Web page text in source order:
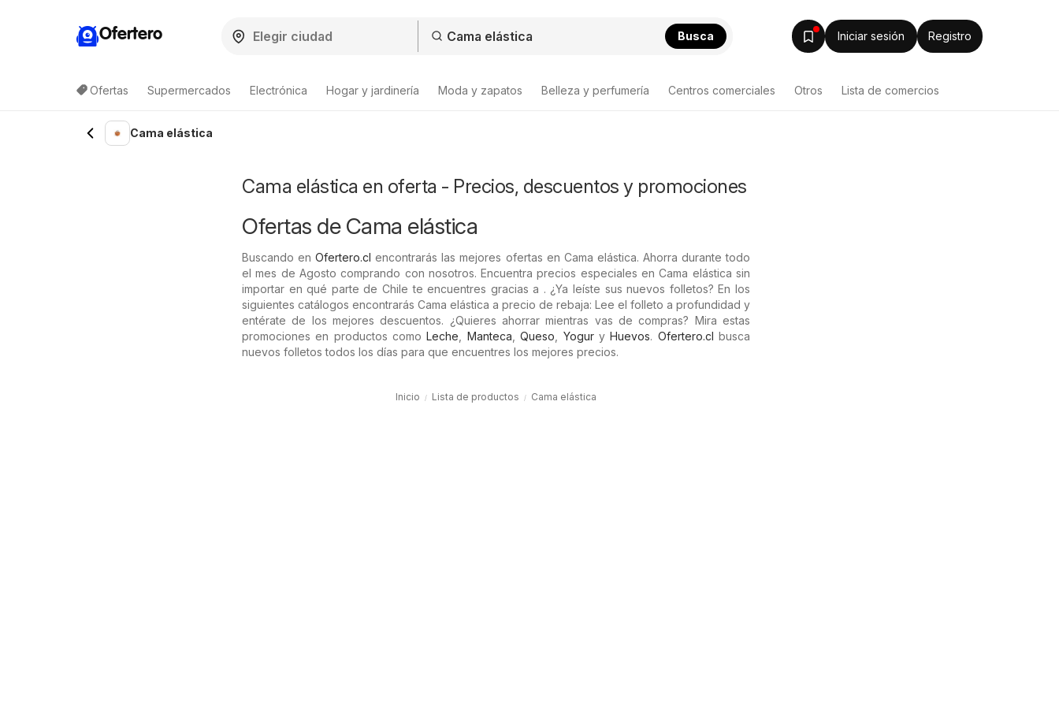
Ofertero Busca Iniciar sesión Registro
Ofertas Supermercados Electrónica Hogar y jardinería Moda y zapatos Belleza y perfumería Centros comerciales Otros Lista de comercios
Lista de productosCama elástica
Cama elástica en oferta - Precios, descuentos y promociones
Ofertas de Cama elástica
Buscando enOfertero.cl encontrarás las mejores ofertas en Cama elástica. Ahorra durante todo
el mes de Agosto comprando con nosotros. Encuentra precios especiales en Cama elástica sin
importar en qué parte de Chile te encuentres gracias a . ¿Ya leíste sus nuevos folletos? En los
siguientes catálogos encontrarás Cama elástica a precio de rebaja: Lee el folleto a profundidad y
entérate de los mejores descuentos. ¿Quieres ahorrar mientras vas de compras? Mira estas
promociones en productos comoLeche Manteca ,Queso YoguryHuevos. Ofertero.cl busca
nuevos folletos todos los días para que encuentres los mejores precios.
Inicio Lista de productos Cama elástica